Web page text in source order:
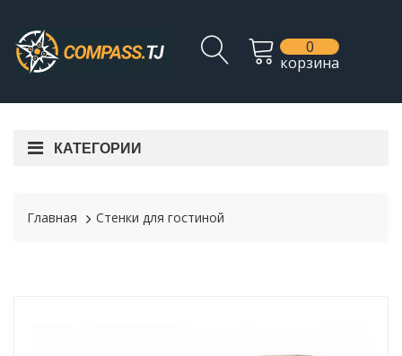
0
корзина
КАТЕГОРИИ
Главная Стенки для гостиной